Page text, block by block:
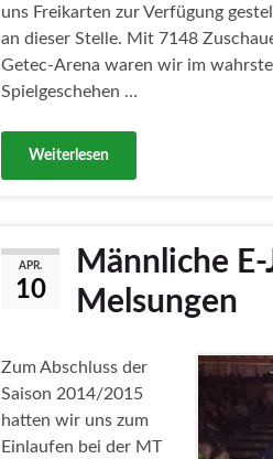
uns Freikarten zur Verfügung
an dieser Stelle. Mit 7148
Getec-Arena waren wir im
Spielgeschehen …
Weiterlesen
APR.
10
Männliche
Melsungen
Zum Abschluss der
Saison 2014/2015
hatten wir uns zum
Einlaufen bei der MT